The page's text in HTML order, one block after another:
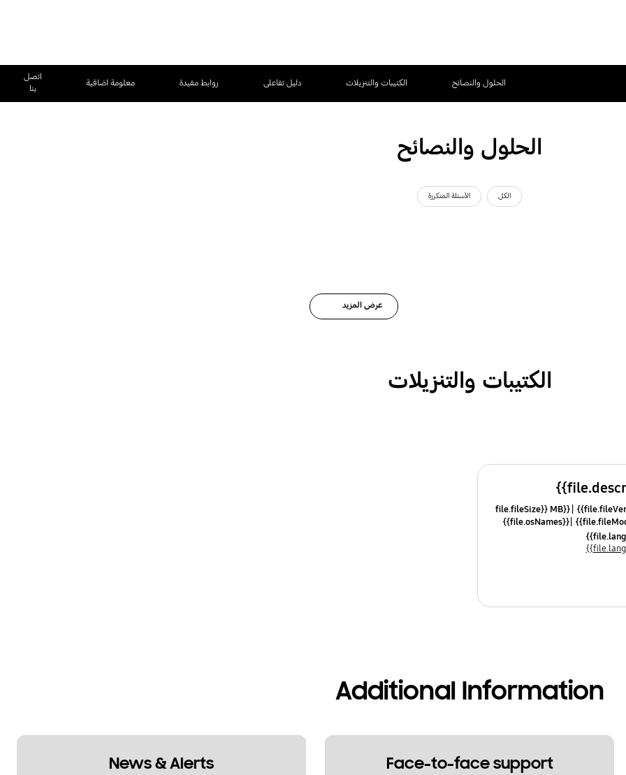
الحلول والنصائح الكتيبات والتنزيلات دليل تفاعلى روابط مفيدة معلومة اضافية
اتصل
بنا
الحلول والنصائح
الكل الأسئلة المتكررة
عرض المزيد
الكتيبات والتنزيلات
{{file.fileSize}} MB
{{file.osNames}}
Additional Information
Face-to-face support
News & Alerts